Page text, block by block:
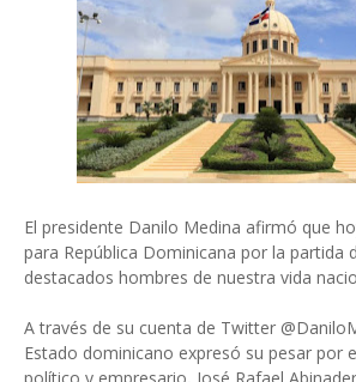
El presidente Danilo Medina afirmó que
para República Dominicana por la partida
destacados hombres de nuestra vida
A través de su cuenta de Twitter
Estado dominicano expresó su pesar por